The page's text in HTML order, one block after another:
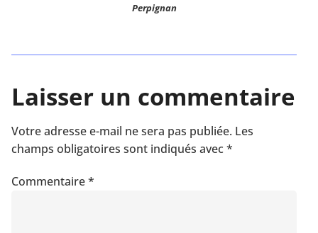
Perpignan
Laisser un commentaire
Votre adresse e-mail ne sera pas publiée. Les
champs obligatoires sont indiqués avec *
Commentaire*